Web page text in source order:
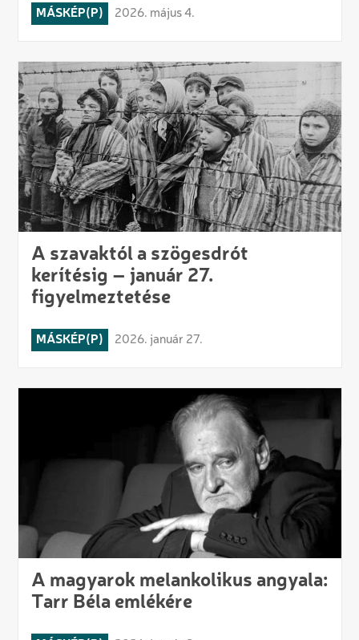
MÁSKÉP(P) 2026. május 4.
A szavaktól a szögesdrót
kerítésig – január 27.
figyelmeztetése
MÁSKÉP(P) 2026. január 27.
A magyarok melankolikus angyala:
Tarr Béla emlékére